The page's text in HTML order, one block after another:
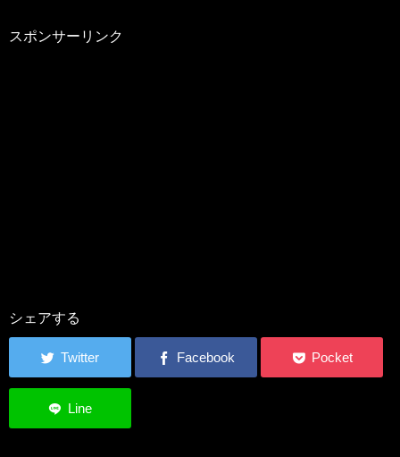
スポンサーリンク
シェアする